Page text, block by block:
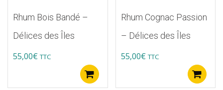
Rhum Bois Bandé –
Délices des Îles
55,00€ TTC
Rhum Cognac Passion
– Délices des Îles
55,00€ TTC